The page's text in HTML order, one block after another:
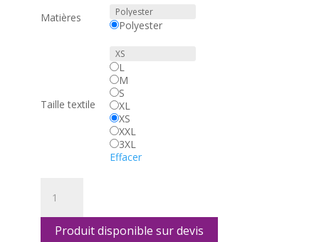
Matières
Polyester
Taille textile
L
M
S
XL
XS
XXL
3XL
Effacer
PRO
DryProduit disponible sur devis